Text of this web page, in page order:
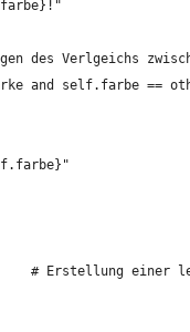
des Verlgeichs
and self.farbe ==
# Erstellung einer